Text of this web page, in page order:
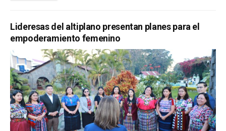
Lideresas del altiplano presentan planes para el
empoderamiento femenino